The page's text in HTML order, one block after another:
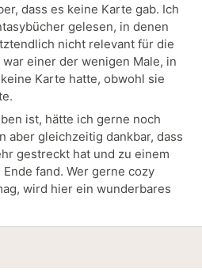
dass es keine Karte gab. Ich
gelesen, in denen
nicht relevant für die
einer der wenigen Male, in
Karte hatte, obwohl sie
ist, hätte ich gerne noch
aber gleichzeitig dankbar, dass
gestreckt hat und zu einem
fand. Wer gerne cozy
wird hier ein wunderbares